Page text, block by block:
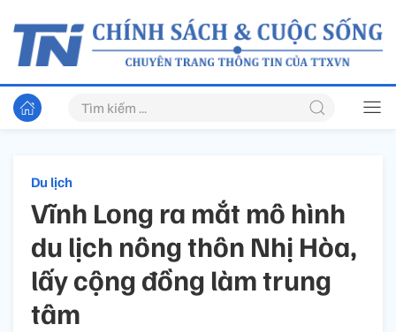
Du lịch
Vĩnh Long ra mắt mô hình
du lịch nông thôn Nhị Hòa,
lấy cộng đồng làm trung
tâm